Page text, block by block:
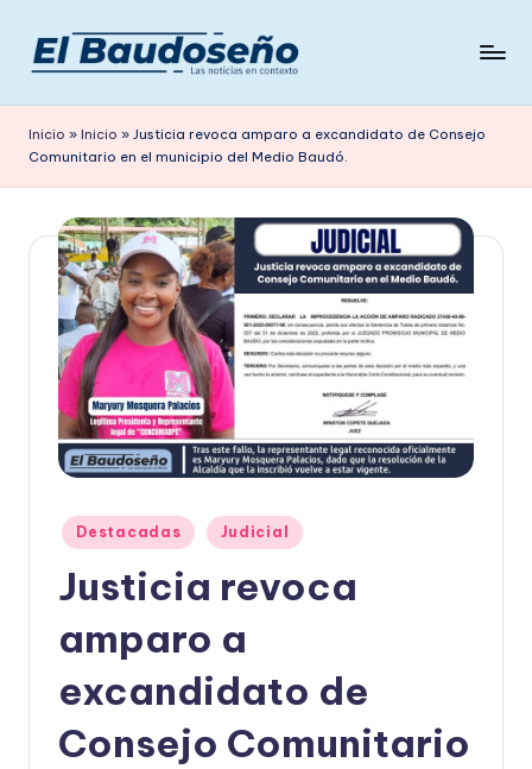
Saltar
contenido
e
ri
d
en
Inicio » Inicio » Justicia revoca amparo a excandidato de Consejo
Comunitario en el municipio del Medio Baudó.
Publicado
en
Destacadas Judicial
Justicia revoca
amparo a
excandidato de
Consejo Comunitario